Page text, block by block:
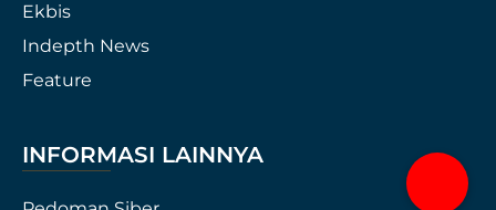
Ekbis
Indepth News
Feature
INFORMASI LAINNYA